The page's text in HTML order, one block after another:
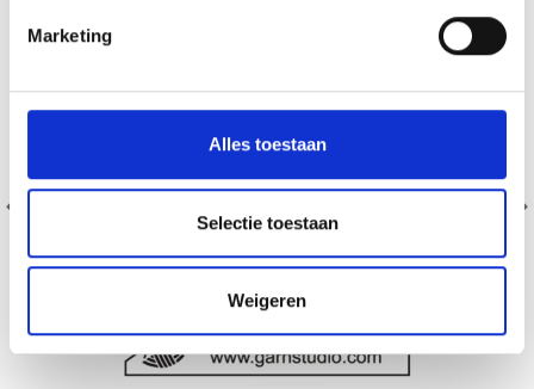
Marketing
Alles toestaan
Selectie toestaan
Weigeren